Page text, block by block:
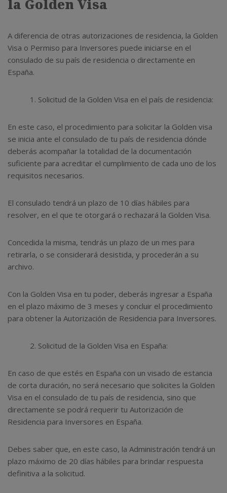
la Golden Visa
A diferencia de otras autorizaciones de residencia, la Golden
Visa o Permiso para Inversores puede iniciarse en el
consulado de su país de residencia o directamente en
España.
Solicitud de la Golden Visa en el país de residencia:
En este caso, el procedimiento para solicitar la Golden visa
se inicia ante el consulado de tu país de residencia dónde
deberás acompañar la totalidad de la documentación
suficiente para acreditar el cumplimiento de cada uno de los
requisitos necesarios.
El consulado tendrá un plazo de 10 días hábiles para
resolver, en el que te otorgará o rechazará la Golden Visa.
Concedida la misma, tendrás un plazo de un mes para
retirarla, o se considerará desistida, y procederán a su
archivo.
Con la Golden Visa en tu poder, deberás ingresar a España
en el plazo máximo de 3 meses y concluir el procedimiento
para obtener la Autorización de Residencia para Inversores.
Solicitud de la Golden Visa en España:
En caso de que estés en España con un visado de estancia
de corta duración, no será necesario que solicites la Golden
Visa en el consulado de tu país de residencia, sino que
directamente se podrá requerir tu Autorización de
Residencia para Inversores en España.
Debes saber que, en este caso, la Administración tendrá un
plazo máximo de 20 días hábiles para brindar respuesta
definitiva a la solicitud.